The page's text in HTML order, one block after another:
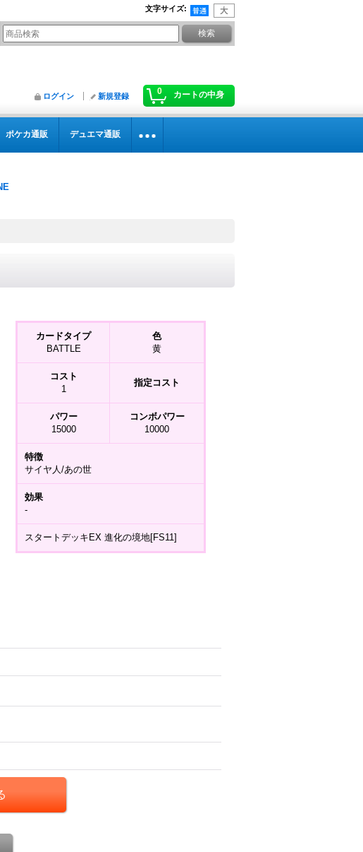
文字サイズ:
0 カートの中身
ログイン 新規登録
ポケカ通販 デュエマ通販
カードタイプ
BATTLE
色
黄
コスト
1
指定コスト
パワー
15000
コンボパワー
10000
特徴
サイヤ人/あの世
効果
-
スタートデッキEX 進化の境地[FS11]